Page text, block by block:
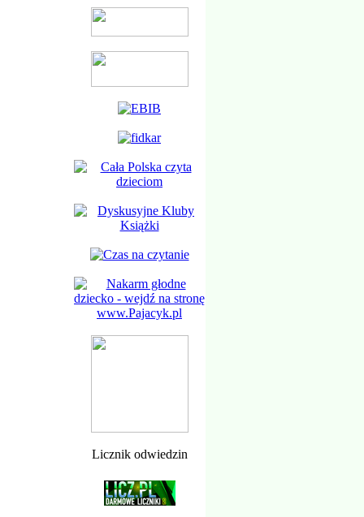
Licznik odwiedzin